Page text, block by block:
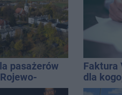
pasażerów
Faktura
dla